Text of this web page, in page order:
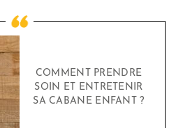
COMMENT PRENDRE
SOIN ET ENTRETENIR
SA CABANE ENFANT ?